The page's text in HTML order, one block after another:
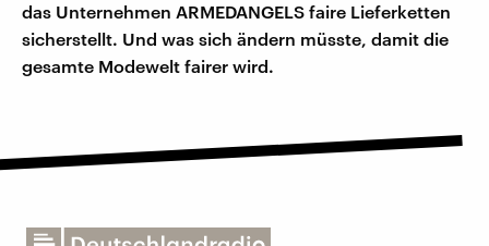
das Unternehmen ARMEDANGELS faire Lieferketten
sicherstellt. Und was sich ändern müsste, damit die
gesamte Modewelt fairer wird.